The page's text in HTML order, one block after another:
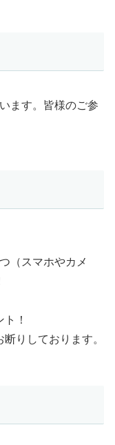
ます。皆様のご参
（スマホやカメ
！
りしております。